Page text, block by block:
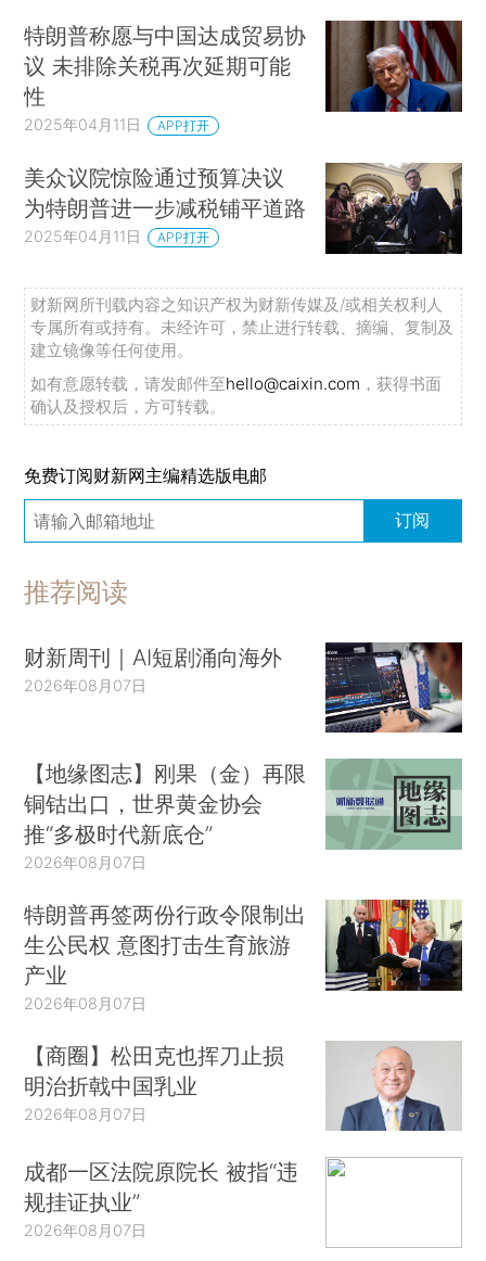
特朗普称愿与中国达成贸易协
议 未排除关税再次延期可能
性
2025年04月11日 APP打开
美众议院惊险通过预算决议
为特朗普进一步减税铺平道路
2025年04月11日 APP打开
财新网所刊载内容之知识产权为财新传媒及/或相关权利人
专属所有或持有。未经许可，禁止进行转载、摘编、复制及
建立镜像等任何使用。
如有意愿转载，请发邮件至hello@caixin.com ，获得书面
确认及授权后，方可转载。
免费订阅财新网主编精选版电邮
订阅
推荐阅读
财新周刊｜AI短剧涌向海外
2026年08月07日
【地缘图志】刚果（金）再限
铜钴出口，世界黄金协会
推“多极时代新底仓”
2026年08月07日
特朗普再签两份行政令限制出
生公民权 意图打击生育旅游
产业
2026年08月07日
【商圈】松田克也挥刀止损
明治折戟中国乳业
2026年08月07日
成都一区法院原院长 被指“违
规挂证执业”
2026年08月07日